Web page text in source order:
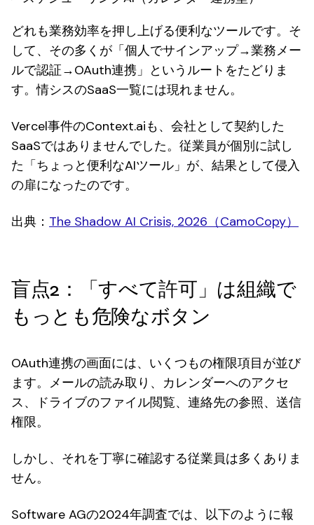
どれも業務効率を押し上げる便利なツールです。そ
して、その多くが「個人でサインアップ→業務メー
ルで認証→OAuth連携」というルートをたどりま
す。情シスのSaaS一覧には現れません。
Vercel事件のContext.aiも、会社として契約した
SaaSではありませんでした。従業員が個別に試し
た「ちょっと便利なAIツール」が、結果として侵入
の扉になったのです。
出典： The Shadow AI Crisis, 2026（CamoCopy）
盲点2：「すべて許可」は組織で
もっとも危険なボタン
OAuth連携の画面には、いくつもの権限項目が並び
ます。メールの読み取り、カレンダーへのアクセ
ス、ドライブのファイル閲覧、連絡先の参照、送信
権限。
しかし、それを丁寧に確認する従業員は多くありま
せん。
Software AGの2024年調査では、以下のように報